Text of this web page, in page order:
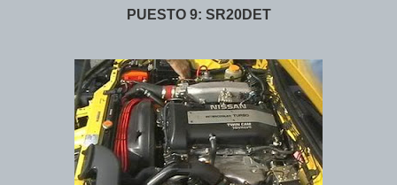
PUESTO 9: SR20DET